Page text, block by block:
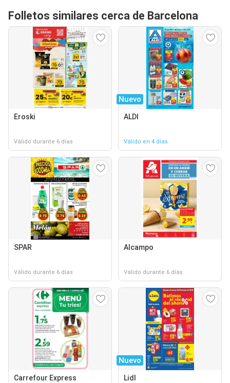
Folletos similares cerca de Barcelona
Eroski
Válido durante 6 días
Nuevo
ALDI
Válido en 4 días
SPAR
Válido durante 6 días
Alcampo
Válido durante 6 días
Carrefour Express
Nuevo
Lidl